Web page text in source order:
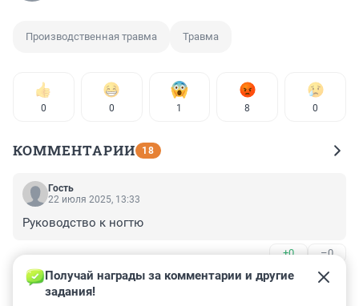
Производственная травма Травма
0 0 1 8 0
КОММЕНТАРИИ 18
Гость
22 июля 2025, 13:33
Руководство к ногтю
+0 –0
Гость
22 июля 2025, 13:26
Получай награды за комментарии и другие
задания!